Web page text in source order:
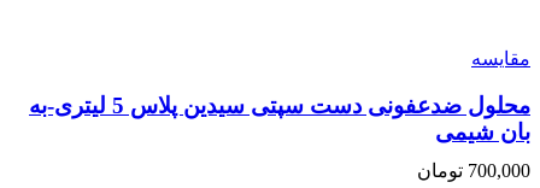
مقایسه
محلول ضدعفونی دست سپتی سیدین پلاس 5 لیتری-به
بان شیمی
700,000 تومان